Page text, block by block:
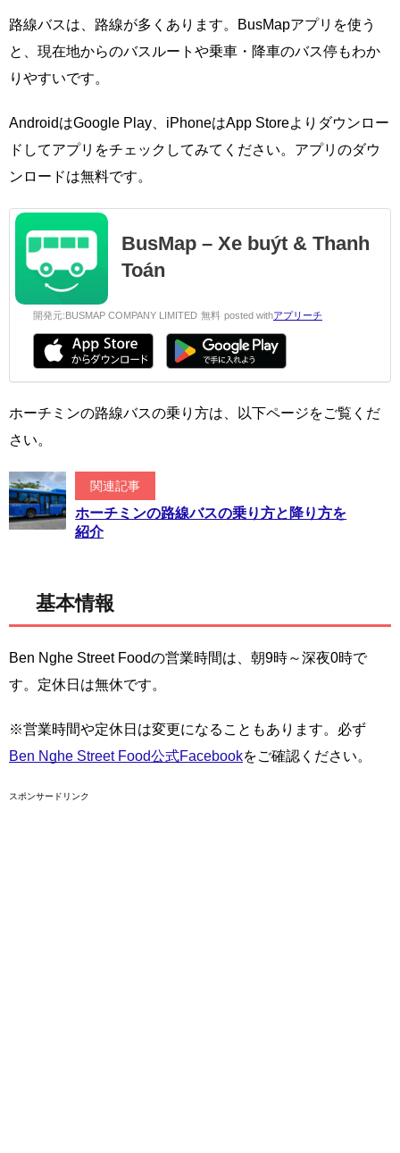
路線バスは、路線が多くあります。BusMapアプリを使う
と、現在地からのバスルートや乗車・降車のバス停もわか
りやすいです。
AndroidはGoogle Play、iPhoneはApp Storeよりダウンロー
ドしてアプリをチェックしてみてください。アプリのダウ
ンロードは無料です。
BusMap – Xe buýt & Thanh
Toán
開発元: BUSMAP COMPANY LIMITED 無料 posted withアプリーチ
ホーチミンの路線バスの乗り方は、以下ページをご覧くだ
さい。
関連記事
ホーチミンの路線バスの乗り方と降り方を
紹介
基本情報
Ben Nghe Street Foodの営業時間は、朝9時～深夜0時で
す。定休日は無休です。
※営業時間や定休日は変更になることもあります。必ず
Ben Nghe Street Food公式Facebookをご確認ください。
スポンサードリンク